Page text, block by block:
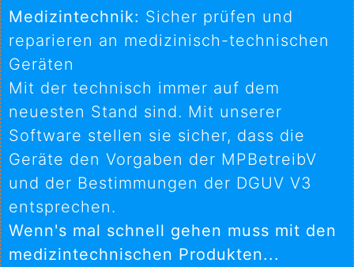
Medizintechnik: Sicher prüfen und
reparieren an medizinisch-technischen
Geräten
Mit der technisch immer auf dem
neuesten Stand sind. Mit unserer
Software stellen sie sicher, dass die
Geräte den Vorgaben der MPBetreibV
und der Bestimmungen der DGUV V3
entsprechen.
Wenn's mal schnell gehen muss mit den
medizintechnischen Produkten...